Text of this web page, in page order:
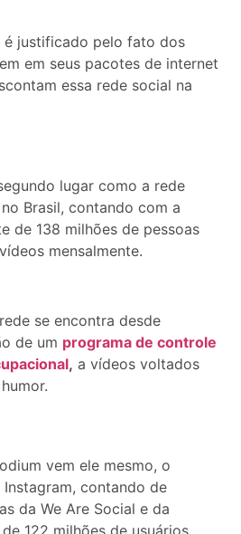
é justificado pelo fato dos
em seus pacotes de internet
essa rede social na
lugar como a rede
Brasil, contando com a
de 138 milhões de pessoas
mensalmente.
se encontra desde
de um programa de controle
, a vídeos voltados
vem ele mesmo, o
contando de
da We Are Social e da
122 milhões de usuários